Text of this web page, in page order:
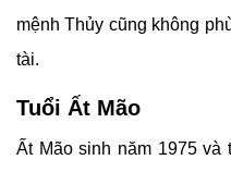
mệnh Thủy cũng không
tài.
Tuổi Ất Mão
Ất Mão sinh năm 1975